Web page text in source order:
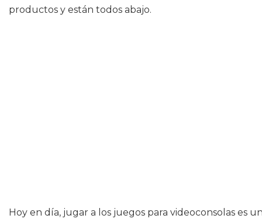
productos y están todos abajo.
Hoy en día, jugar a los juegos para videoconsolas